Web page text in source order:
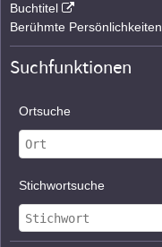
Buchtitel
Berühmte Persönlichkeiten
Suchfunktionen
Ortsuche
Stichwortsuche